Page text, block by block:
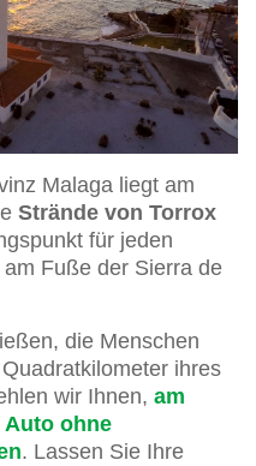
Malaga liegt am
Strände von Torrox
für jeden
Fuße der Sierra de
die Menschen
ihres
wir Ihnen, am
Auto ohne
. Lassen Sie Ihre